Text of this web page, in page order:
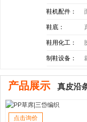
鞋机配件：
鞋底：
鞋用化工：
制鞋设备：
产品展示 真皮沿
点击询价